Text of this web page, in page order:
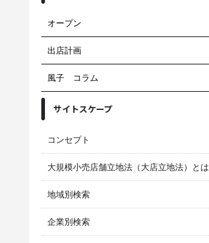
オープン
出店計画
風子 コラム
サイトスケープ
コンセプト
大規模小売店舗立地法（大店立地法）とは
地域別検索
企業別検索